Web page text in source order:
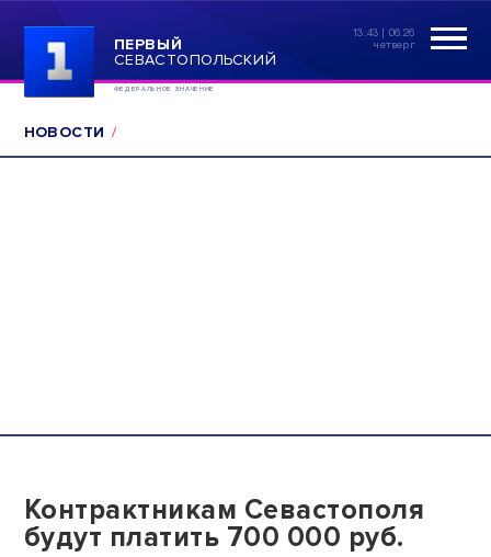
ПЕРВЫЙ
СЕВАСТОПОЛЬСКИЙ
ФЕДЕРАЛЬНОЕ ЗНАЧЕНИЕ
13:43 | 06.26
четверг
НОВОСТИ
Контрактникам Севастополя
будут платить 700 000 руб.